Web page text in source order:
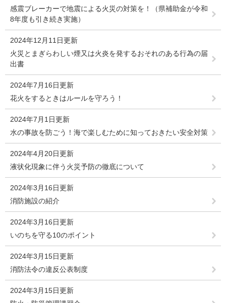
感震ブレーカーで地震による火災の対策を！（県補助金が令和
8年度も引き続き実施）
2024年12月11日更新
火災とまぎらわしい煙又は火炎を発するおそれのある行為の届
出書
2024年7月16日更新
花火をするときはルールを守ろう！
2024年7月1日更新
水の事故を防ごう！海で楽しむために知っておきたい安全対策
2024年4月20日更新
液状化現象に伴う火災予防の徹底について
2024年3月16日更新
消防施設の紹介
2024年3月16日更新
いのちを守る10のポイント
2024年3月15日更新
消防法令の違反公表制度
2024年3月15日更新